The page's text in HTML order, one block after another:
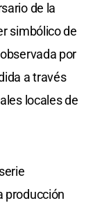
de la
simbólico de
por
a través
locales de
producción